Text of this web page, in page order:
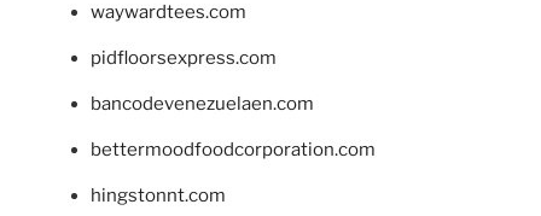
waywardtees.com
pidfloorsexpress.com
bancodevenezuelaen.com
bettermoodfoodcorporation.com
hingstonnt.com